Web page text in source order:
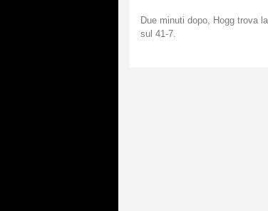
Due minuti dopo, Hogg trova
sul 41-7.